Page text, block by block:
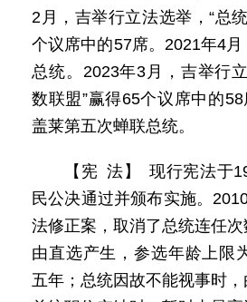
2月，吉举行立法选举，“总
个议席中的57席。2021年4
总统。2023年3月，吉举行
数联盟”赢得65个议席中的58
盖莱第五次蝉联总统。
【宪 法】 现行宪法于
民公决通过并颁布实施。
法修正案，取消了总统连任
由直选产生，参选年龄上限
五年；总统因故不能视事时，